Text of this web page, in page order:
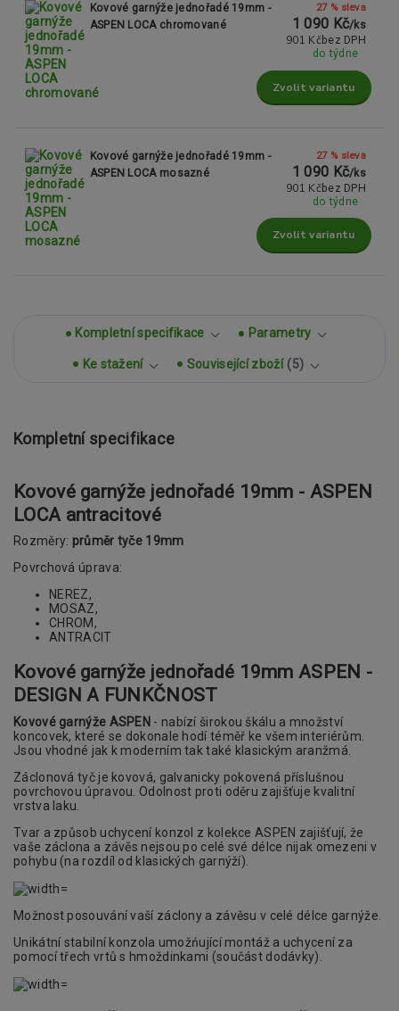
Kovové garnýže jednořadé 19mm -
ASPEN LOCA chromované
27 % sleva
1 090 Kč/ks
901 Kč bez DPH
do týdne
Zvolit variantu
Kovové garnýže jednořadé 19mm -
ASPEN LOCA mosazné
27 % sleva
1 090 Kč/ks
901 Kč bez DPH
do týdne
Zvolit variantu
Kompletní specifikace Parametry
Ke stažení Související zboží 5
Kompletní specifikace
Kovové garnýže jednořadé 19mm - ASPEN
LOCA antracitové
Rozměry: průměr tyče 19mm
Povrchová úprava:
NEREZ,
MOSAZ,
CHROM,
ANTRACIT
Kovové garnýže jednořadé 19mm ASPEN -
DESIGN A FUNKČNOST
Kovové garnýže ASPEN - nabízí širokou škálu a množství
koncovek, které se dokonale hodí téměř ke všem interiérům.
Jsou vhodné jak k moderním tak také klasickým aranžmá.
Záclonová tyč je kovová, galvanicky pokovená příslušnou
povrchovou úpravou. Odolnost proti oděru zajišťuje kvalitní
vrstva laku.
Tvar a způsob uchycení konzol z kolekce ASPEN zajišťují, že
vaše záclona a závěs nejsou po celé své délce nijak omezeni v
pohybu (na rozdíl od klasických garnýží).
Možnost posouvání vaší záclony a závěsu v celé délce garnýže.
Unikátní stabilní konzola umožńující montáž a uchycení za
pomocí třech vrtů s hmoždinkami (součást dodávky).